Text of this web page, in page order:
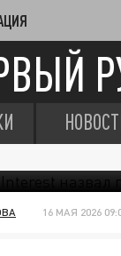
16 МАЯ 2026